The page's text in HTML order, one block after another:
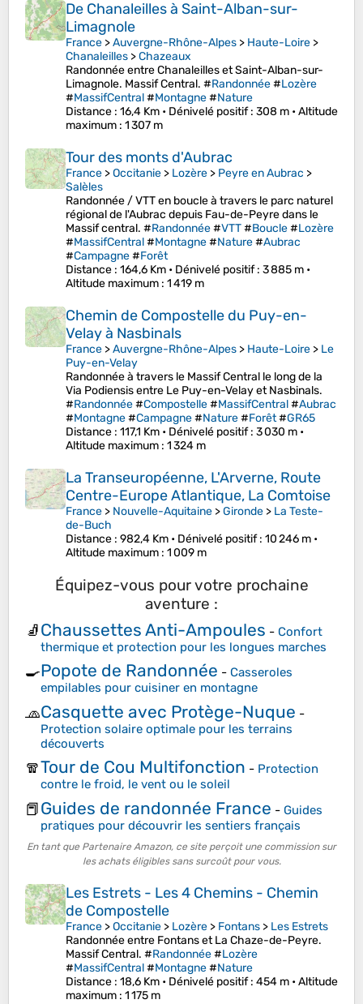
De Chanaleilles à Saint-Alban-sur-
Limagnole
France >Auvergne-Rhône-Alpes > Haute-Loire >
Chanaleilles >Chazeaux
Randonnée entre Chanaleilles et Saint-Alban-sur-
Limagnole. Massif Central. #Randonnée#Lozère
#MassifCentral#Montagne#Nature
Distance : 16,4 Km • Dénivelé positif: 308 m •Altitude
maximum : 1 307 m
Tour des monts d'Aubrac
France >Occitanie > Lozère > Peyre en Aubrac >
Salèles
Randonnée / VTT en boucle à travers le parc naturel
régional de l'Aubrac depuis Fau-de-Peyre dans le
Massif central. #Randonnée#VTT#Boucle#Lozère
#MassifCentral#Montagne#Nature#Aubrac
#Campagne#Forêt
Distance : 164,6 Km • Dénivelé positif: 3 885 m •
Altitude maximum : 1 419 m
Chemin de Compostelle du Puy-en-
Velay à Nasbinals
France >Auvergne-Rhône-Alpes > Haute-Loire > Le
Puy-en-Velay
Randonnée à travers le Massif Central le long de la
Via Podiensis entre Le Puy-en-Velay et Nasbinals.
#Randonnée#Compostelle#MassifCentral#Aubrac
#Montagne#Campagne#Nature#Forêt#GR65
Distance : 117,1 Km • Dénivelé positif: 3 030 m •
Altitude maximum : 1 324 m
La Transeuropéenne, L'Arverne, Route
Centre-Europe Atlantique, La Comtoise
France > Nouvelle-Aquitaine >Gironde > La Teste-
de-Buch
Distance : 982,4 Km • Dénivelé positif: 10 246 m •
Altitude maximum : 1 009 m
Équipez-vous pour votre prochaine
aventure :
🧦Chaussettes Anti-Ampoules - Confort
thermique et protection pour les longues marches
🍳Popote de Randonnée - Casseroles
empilables pour cuisiner en montagne
🧢Casquette avec Protège-Nuque -
Protection solaire optimale pour les terrains
découverts
🧣Tour de Cou Multifonction - Protection
contre le froid, le vent ou le soleil
📕Guides de randonnée France - Guides
pratiques pour découvrir les sentiers français
En tant que Partenaire Amazon, ce site perçoit une commission sur
les achats éligibles sans surcoût pour vous.
Les Estrets - Les 4 Chemins - Chemin
de Compostelle
France >Occitanie > Lozère > Fontans > Les Estrets
Randonnée entre Fontans et La Chaze-de-Peyre.
Massif Central. #Randonnée#Lozère
#MassifCentral#Montagne#Nature
Distance : 18,6 Km • Dénivelé positif: 454 m •Altitude
maximum : 1 175 m